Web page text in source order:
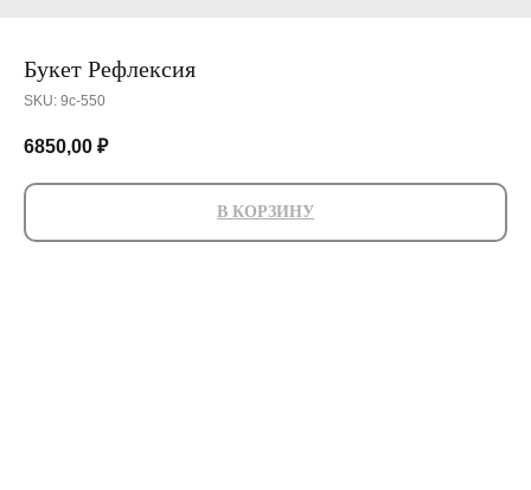
Букет Рефлексия
SKU: 9с-550
6850,00 ₽
В КОРЗИНУ